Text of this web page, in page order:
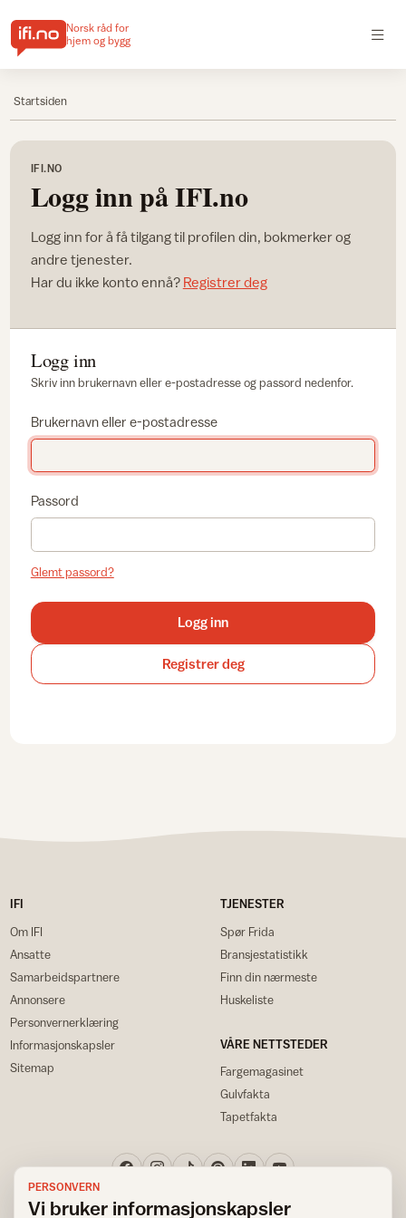
Norsk råd for
hjem og bygg
Startsiden
IFI.NO
Logg inn på IFI.no
Logg inn for å få tilgang til profilen din, bokmerker og
andre tjenester.
Har du ikke konto ennå? Registrer deg
Logg inn
Skriv inn brukernavn eller e-postadresse og passord nedenfor.
Brukernavn eller e-postadresse
Passord
Glemt passord?
Logg inn
Registrer deg
IFI
Om IFI
Ansatte
Samarbeidspartnere
Annonsere
Personvernerklæring
Informasjonskapsler
Sitemap
TJENESTER
Spør Frida
Bransjestatistikk
Finn din nærmeste
Huskeliste
VÅRE NETTSTEDER
Fargemagasinet
Gulvfakta
Tapetfakta
PERSONVERN
Vi bruker informasjonskapsler